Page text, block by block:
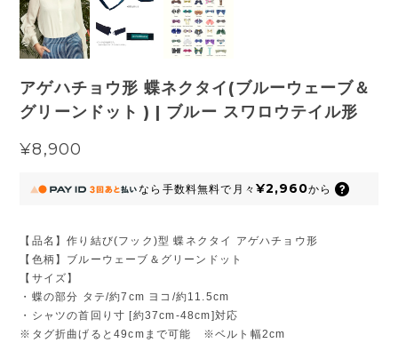
アゲハチョウ形 蝶ネクタイ(ブルーウェーブ＆
グリーンドット ) | ブルー スワロウテイル形
¥8,900
なら 手数料無料で 月々 ¥2,960から
【品名】作り結び(フック)型 蝶ネクタイ アゲハチョウ形
【色柄】ブルーウェーブ＆グリーンドット
【サイズ】
・蝶の部分 タテ/約7cm ヨコ/約11.5cm
・シャツの首回り寸 [約37cm-48cm]対応
※タグ折曲げると49cmまで可能 ※ベルト幅2cm